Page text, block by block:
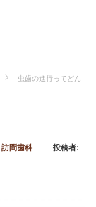
虫歯の進行ってどん
訪問歯科
投稿者: